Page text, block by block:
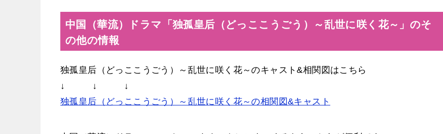
中国（華流）ドラマ「独孤皇后（どっここうごう）～乱世に咲く花～」のそ
の他の情報
独孤皇后（どっここうごう）～乱世に咲く花～のキャスト&相関図はこちら
↓ ↓ ↓
独孤皇后（どっここうごう）～乱世に咲く花～の相関図&キャスト